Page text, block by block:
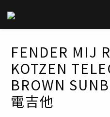
FENDER MIJ
KOTZEN
BROWN
電吉他